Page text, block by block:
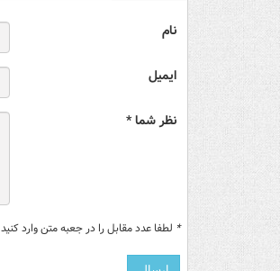
نام
ایمیل
نظر شما *
* لطفا عدد مقابل را در جعبه متن وارد کنید